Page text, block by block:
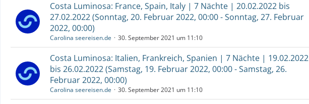
Costa Luminosa: France, Spain, Italy | 7 Nächte | 20.02.2022 bis
27.02.2022 (Sonntag, 20. Februar 2022, 00:00 - Sonntag, 27. Februar
2022, 00:00)
Carolina seereisen.de 30. September 2021 um 11:10
Costa Luminosa: Italien, Frankreich, Spanien | 7 Nächte | 19.02.2022
bis 26.02.2022 (Samstag, 19. Februar 2022, 00:00 - Samstag, 26.
Februar 2022, 00:00)
Carolina seereisen.de 30. September 2021 um 11:10